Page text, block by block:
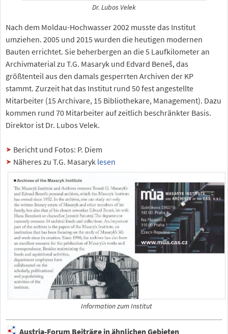
Dr. Lubos Velek
Nach dem Moldau-Hochwasser 2002 musste das Institut
umziehen. 2005 und 2015 wurden die heutigen modernen
Bauten errichtet. Sie beherbergen an die 5 Laufkilometer an
Archivmaterial zu T.G. Masaryk und Edvard Beneš, das
größtenteil aus den damals gesperrten Archiven der KP
stammt. Zurzeit hat das Institut rund 50 fest angestellte
Mitarbeiter (15 Archivare, 15 Bibliothekare, Management). Dazu
kommen rund 70 Mitarbeiter auf zeitlich beschränkter Basis.
Direktor ist Dr. Lubos Velek.
Bericht und Fotos: P. Diem
Näheres zu T.G. Masaryk lesen
Information zum Institut
Austria-Forum Beiträge in ähnlichen Gebieten